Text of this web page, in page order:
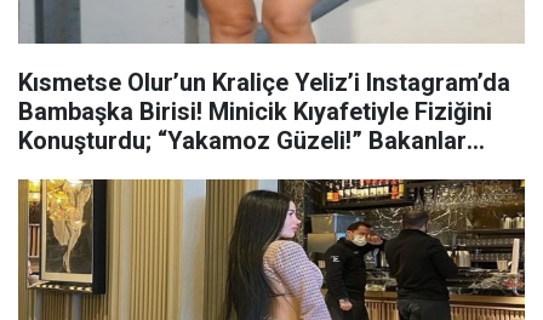
Kısmetse Olur’un Kraliçe Yeliz’i Instagram’da
Bambaşka Birisi! Minicik Kıyafetiyle Fiziğini
Konuşturdu; “Yakamoz Güzeli!” Bakanlar